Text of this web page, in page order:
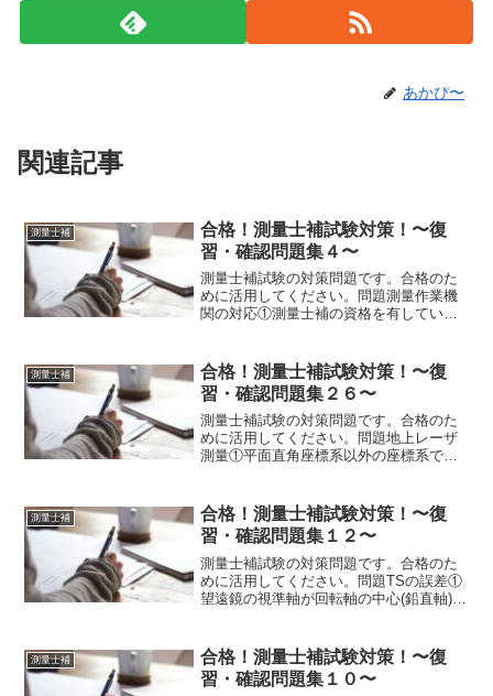
あかぴ〜
関連記事
測量士補
合格！測量士補試験対策！〜復
習・確認問題集４〜
測量士補試験の対策問題です。合格のた
めに活用してください。問題測量作業機
関の対応①測量士補の資格を有していた
た。【A:正しい・B:誤り】②現地作業の
前に、その作業に伴う危...
測量士補
合格！測量士補試験対策！〜復
習・確認問題集２６〜
測量士補試験の対策問題です。合格のた
めに活用してください。問題地上レーザ
測量①平面直角座標系以外の座標系で計
後視点法】を用いる。②地上レーザスキ
ャナによるレーザ光を...
測量士補
合格！測量士補試験対策！〜復
習・確認問題集１２〜
測量士補試験の対策問題です。合格のた
めに活用してください。問題TSの誤差①
望遠鏡の視準軸が回転軸の中心(鉛直軸)か
鉛直軸と鉛直線の方向が一致していない
ために生じる...
測量士補
合格！測量士補試験対策！〜復
習・確認問題集１０〜